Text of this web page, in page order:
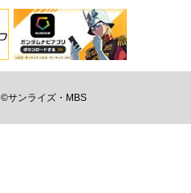
©サンライズ・MBS